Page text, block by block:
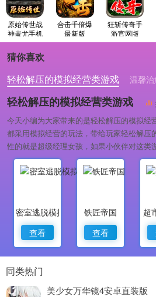
原始传世战
神蚩尤手机
最新版
合击千倍爆
最新版
狂斩传奇手
游官网版
猜你喜欢
轻松解压的模拟经营类游戏
温馨
温馨治愈的模拟经营类游戏
轻松解压的模拟经营类游戏
今天小编为大家带来的是轻松解压的模拟经
都采用模拟经营的玩法，带给玩家轻松解压
性的就是超级经理女孩，如果小伙伴对这类
吧！
密室逃脱模拟器
查看
铁匠帝国
查看
超
同类热门
美少女万华镜4安卓直装版